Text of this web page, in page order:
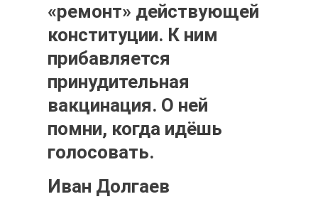
«ремонт» действующей
конституции. К ним
прибавляется
принудительная
вакцинация. О ней
помни, когда идёшь
голосовать.
Иван Долгаев